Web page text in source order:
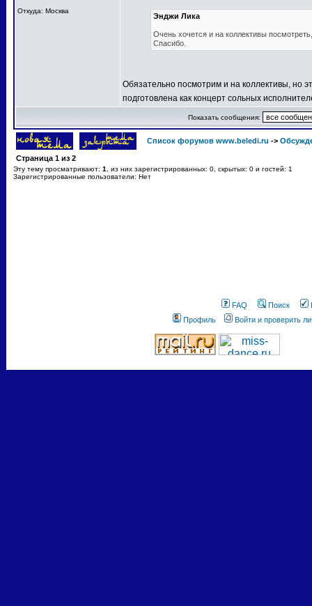
Откуда: Москва
Энджи Лика
Очень хочется и на коллективы
Спасибо.
Обязательно посмотрим и на коллективы, но
подготовлена как концерт сольных
Показать сообщения:
Список форумов www.beledi.ru ->
Страница 1 из 2
Эту тему просматривают: 1
, из них зарегистрированных: 0, скрытых: 0 и гостей: 1
Зарегистрированные пользователи: Нет
FAQ Поиск
Профиль
Войти и проверить